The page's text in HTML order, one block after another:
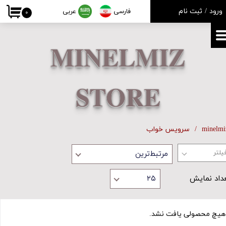
عربی فارسی ۰ ورود / ثبت نام
حساب کاربری من
تغییر گذر واژه
خروج از حساب کاربری
سرویس خواب
مرتبط‌ترین
نمایش ۲۵
هیچ محصولی یافت نشد.
MINELMIZ
STORE